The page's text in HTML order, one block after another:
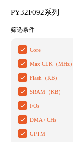
PY32F092系列
筛选条件
Core
Max CLK（MHz）
Flash（KB）
SRAM（KB）
I/Os
DMA / CHs
GPTM